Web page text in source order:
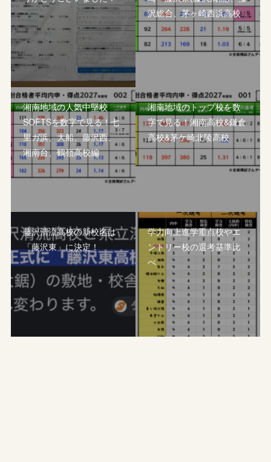
沢総合、茅ヶ崎西浜高校
湘南地域の人気中堅校
SOFTSを数字で見る！七
里ガ浜、大船、藤沢西、
湘南台、鶴嶺高校編
湘南地域のトップ校を数
字で見る！湘南高校&鎌倉
高校&茅ケ崎北陵高校
藤沢清流高校の新校名は
「藤沢東」に決定！
学力向上進学重点校やエ
ントリー校の選考基準比
べ